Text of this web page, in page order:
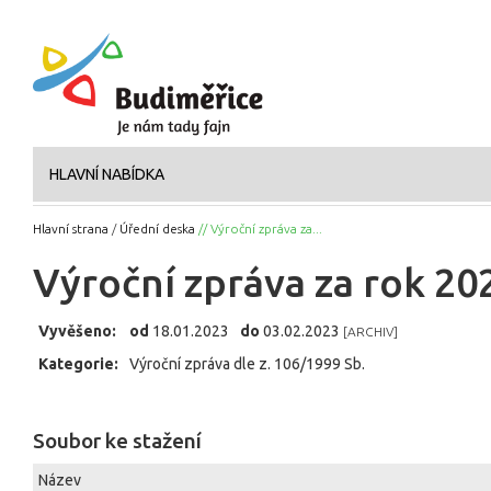
HLAVNÍ NABÍDKA
Hlavní strana / Úřední deska // Výroční zpráva za...
Výroční zpráva za rok
Vyvěšeno: od 18.01.2023 do 03.02.2023 [ARCHIV]
Kategorie: Výroční zpráva dle z. 106/1999 Sb.
Soubor ke stažení
Název